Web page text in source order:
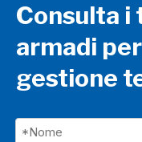
Consulta i
armadi
gestione